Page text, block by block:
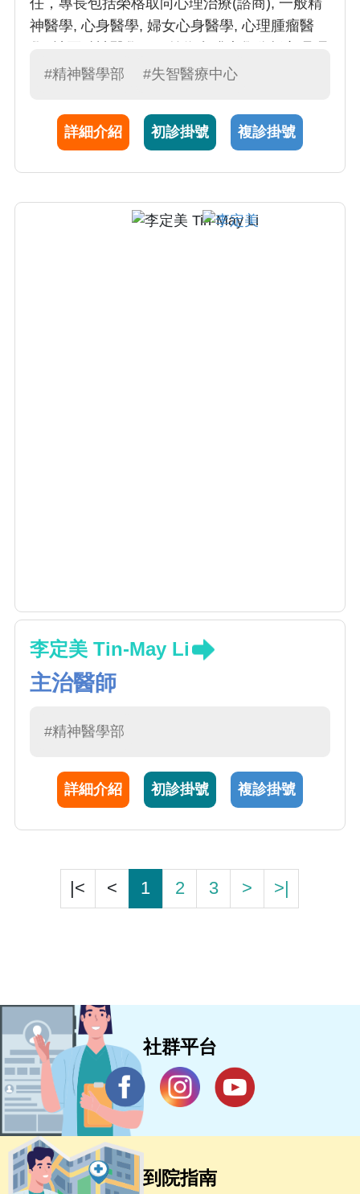
任，專長包括榮格取向心理治療(諮商), 一般精
神醫學, 心身醫學, 婦女心身醫學, 心理腫瘤醫
士在職專班進修中。
#精神醫學部 #失智醫療中心
詳細介紹 初診掛號 複診掛號
李定美 Tin-May Li
主治醫師
#精神醫學部
詳細介紹 初診掛號 複診掛號
|< < 1 2 3 > >|
社群平台
到院指南